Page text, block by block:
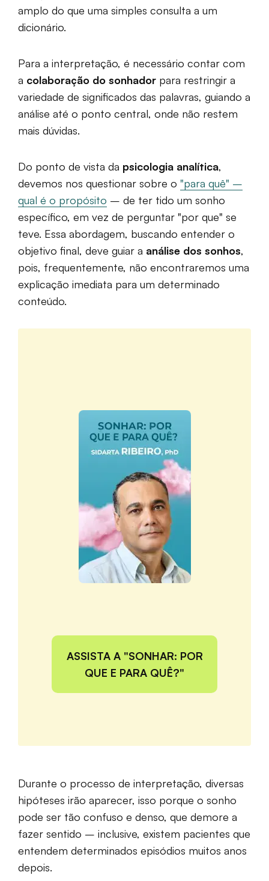
amplo do que uma simples consulta a um
dicionário.
Para a interpretação, é necessário contar com
a colaboração do sonhador para restringir a
variedade de significados das palavras, guiando a
análise até o ponto central, onde não restem
mais dúvidas.
Do ponto de vista da psicologia analítica,
devemos nos questionar sobre o "para quê" –
qual é o propósito – de ter tido um sonho
específico, em vez de perguntar "por que" se
teve. Essa abordagem, buscando entender o
objetivo final, deve guiar a análise dos sonhos,
pois, frequentemente, não encontraremos uma
explicação imediata para um determinado
conteúdo.
ASSISTA A "SONHAR: POR
QUE E PARA QUÊ?"
Durante o processo de interpretação, diversas
hipóteses irão aparecer, isso porque o sonho
pode ser tão confuso e denso, que demore a
fazer sentido – inclusive, existem pacientes que
entendem determinados episódios muitos anos
depois.